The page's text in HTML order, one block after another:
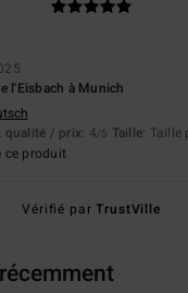
l'Eisbach à Munich
qualité / prix: 4/5 Taille: Taille
ce produit
Vérifié parTrustVille